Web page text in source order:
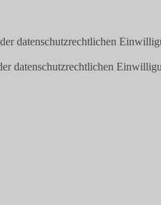
datenschutzrechtlichen
datenschutzrechtlichen